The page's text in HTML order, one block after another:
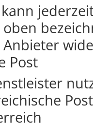
Post